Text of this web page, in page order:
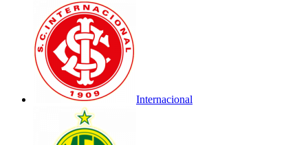
Internacional